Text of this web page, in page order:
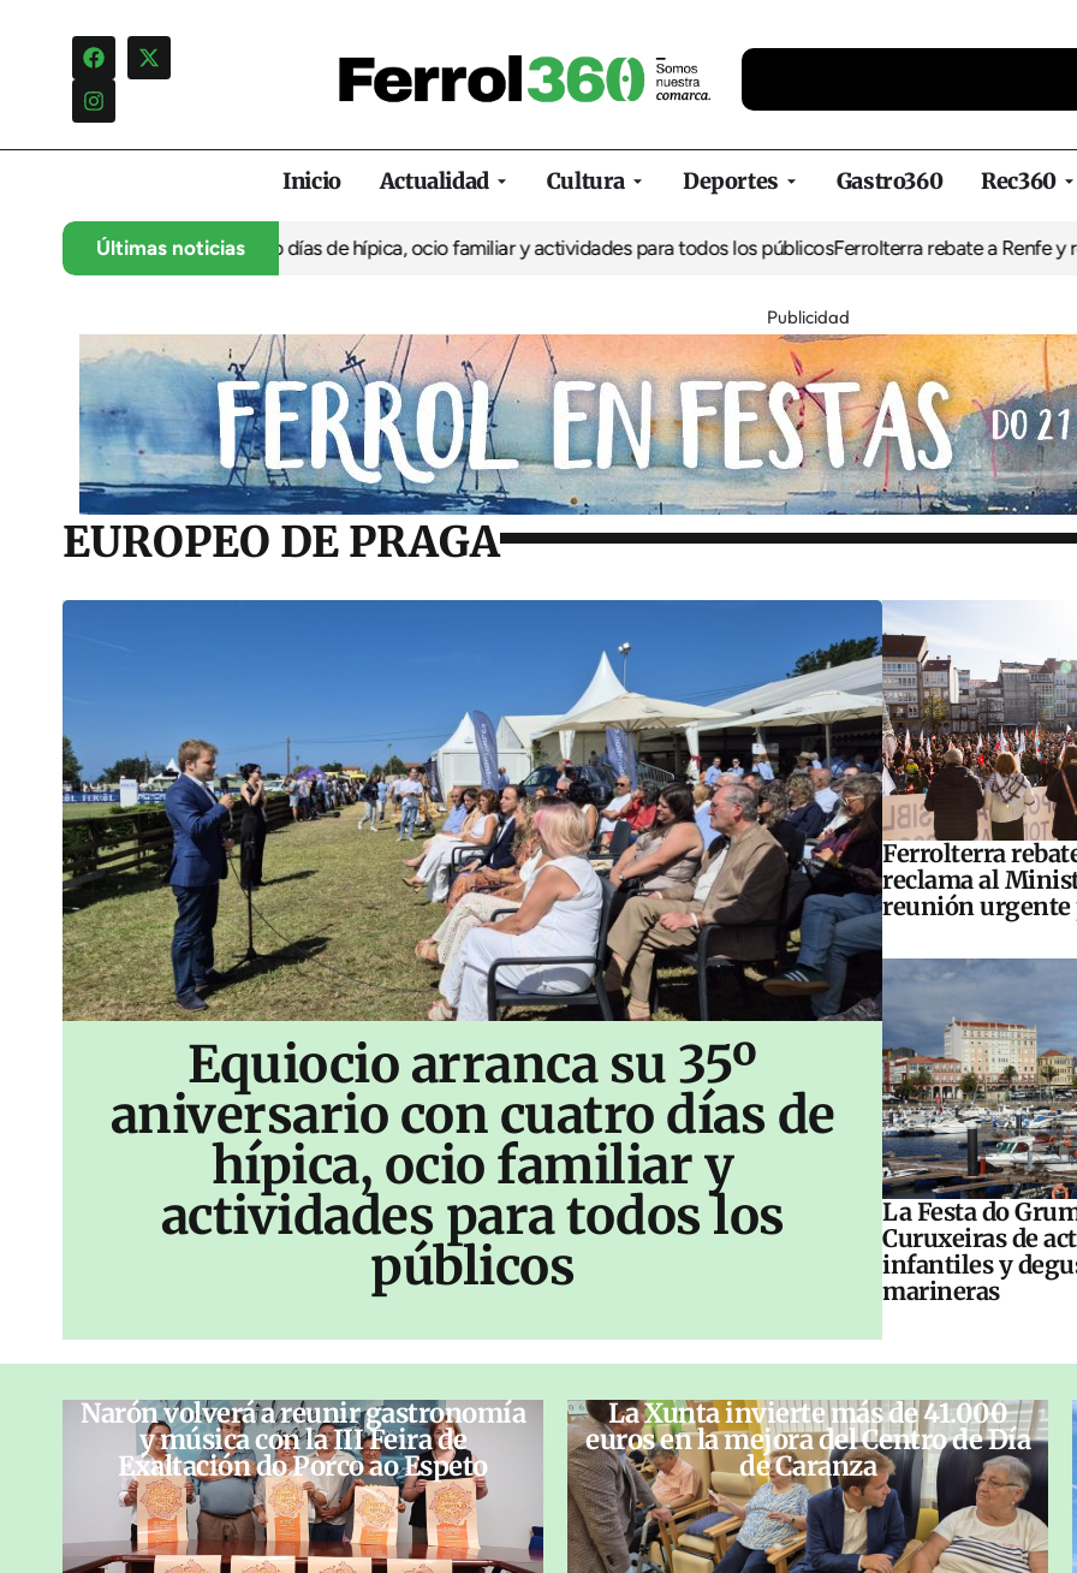
Inicio Actualidad Cultura Deportes Gastro360 Rec360
Últimas noticias
aniversario con cuatro días de hípica, ocio familiar y actividades para todos los públicosFerrolterra rebate a Renfe y reclama
Publicidad
EUROPEO DE PRAGA
Equiocio arranca su 35º
aniversario con cuatro días de
hípica, ocio familiar y
actividades para todos los
públicos
Ferrolterra
reclama al
reunión urgente
La Festa do
Curuxeiras de
infantiles y
marineras
Narón volverá a reunir gastronomía
y música con la III Feira de
Exaltación do Porco ao Espeto
La Xunta invierte más de 41.000
euros en la mejora del Centro de Día
de Caranza